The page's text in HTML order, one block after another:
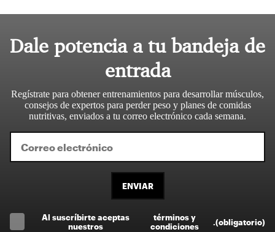
Dale potencia a tu bandeja de
entrada
Regístrate para obtener entrenamientos para desarrollar músculos,
consejos de expertos para perder peso y planes de comidas
nutritivas, enviados a tu correo electrónico cada semana.
ENVIAR
Al suscríbirte aceptas
nuestros
términos y
condiciones
(obligatorio)